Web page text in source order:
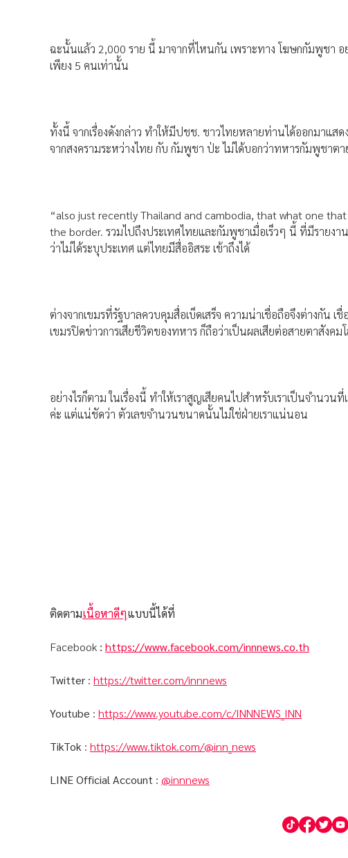
ฉะนั้นแล้ว 2,000 ราย นี้ มาจากที่ไหนกัน เพราะทาง โฆษกกัมพูชา อ
เพียง 5 คนเท่านั้น
ทั้งนี้ จากเรื่องดังกล่าว ทำให้มีปชช. ชาวไทยหลายท่านได้ออกมาแ
จากสงครามระหว่างไทย กับ กัมพูชา ป่ะ ไม่ได้บอกว่าทหารกัมพูชา
“also just recently Thailand and cambodia, that what one
the border. รวมไปถึงประเทศไทยและกัมพูชาเมื่อเร็วๆ นี้ ที่มีราย
ว่าไม่ได้ระบุประเทศ แต่ไทยมีสื่ออิสระ เข้าถึงได้
ต่างจากเขมรที่รัฐบาลควบคุมสื่อเบ็ดเสร็จ ความน่าเชื่อถือจึงต่างกัน
เขมรปิดข่าวการเสียชีวิตของทหาร ก็ถือว่าเป็นผลเสียต่อสายตาสังคม
อย่างไรก็ตาม ในเรื่องนี้ ทำให้เราสูญเสียคนไปสำหรับเราเป็นจำนว
ค่ะ แต่แน่ชัดว่า ตัวเลขจำนวนขนาดนั้นไม่ใช่ฝ่ายเราแน่นอน
ติดตามเนื้อหาดีๆแบบนี้ได้ที่
Facebook : https://www.facebook.com/innnews.co.th
Twitter : https://twitter.com/innnews
Youtube : https://www.youtube.com/c/INNNEWS_INN
TikTok : https://www.tiktok.com/@inn_news
LINE Official Account : @innnews